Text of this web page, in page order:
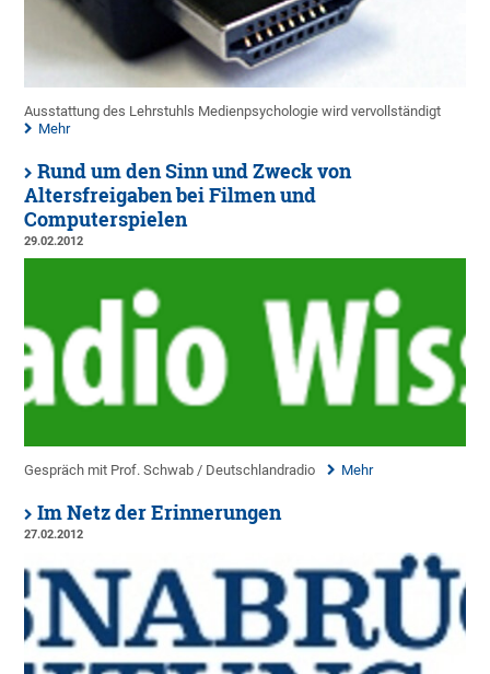
Ausstattung des Lehrstuhls Medienpsychologie wird vervollständigt
Mehr
Rund um den Sinn und Zweck von
Altersfreigaben bei Filmen und
Computerspielen
29.02.2012
Gespräch mit Prof. Schwab / Deutschlandradio Mehr
Im Netz der Erinnerungen
27.02.2012